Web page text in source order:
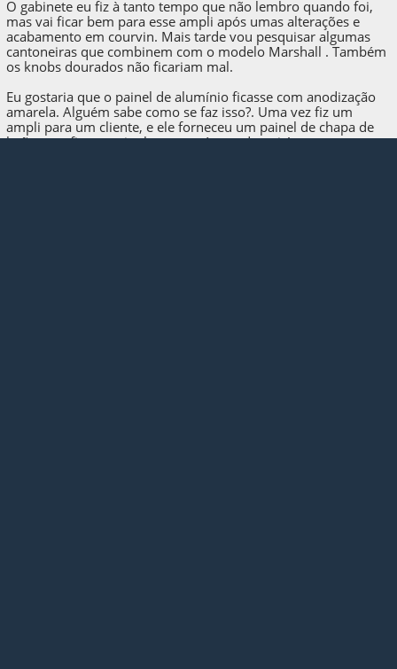
O gabinete eu fiz à tanto tempo que não lembro quando foi,
mas vai ficar bem para esse ampli após umas alterações e
acabamento em courvin. Mais tarde vou pesquisar algumas
cantoneiras que combinem com o modelo Marshall . Também
os knobs dourados não ficariam mal.
Eu gostaria que o painel de alumínio ficasse com anodização
amarela. Alguém sabe como se faz isso?. Uma vez fiz um
ampli para um cliente, e ele forneceu um painel de chapa de
latão, que ficou muito boa, mas é cara demais!